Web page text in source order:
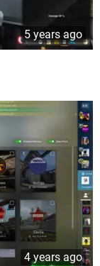
5 years ago
4 years ago